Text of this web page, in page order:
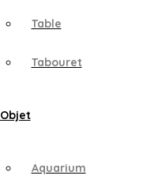
Table
Tabouret
Objet
Aquarium